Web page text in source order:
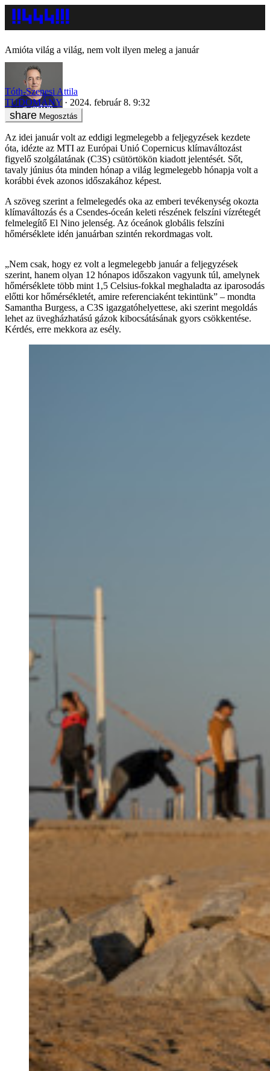
Amióta világ a világ, nem volt ilyen meleg a január
Tóth-Szenesi Attila
TUDOMÁNY
2024. február 8. 9:32
Megosztás
Az idei január volt az eddigi legmelegebb a feljegyzések kezdete
óta, idézte az MTI az Európai Unió Copernicus klímaváltozást
figyelő szolgálatának (C3S) csütörtökön kiadott jelentését. Sőt,
tavaly június óta minden hónap a világ legmelegebb hónapja volt a
korábbi évek azonos időszakához képest.
A szöveg szerint a felmelegedés oka az emberi tevékenység okozta
klímaváltozás és a Csendes-óceán keleti részének felszíni vízrétegét
felmelegítő El Nino jelenség. Az óceánok globális felszíni
hőmérséklete idén januárban szintén rekordmagas volt.
„Nem csak, hogy ez volt a legmelegebb január a feljegyzések
szerint, hanem olyan 12 hónapos időszakon vagyunk túl, amelynek
hőmérséklete több mint 1,5 Celsius-fokkal meghaladta az iparosodás
előtti kor hőmérsékletét, amire referenciaként tekintünk” – mondta
Samantha Burgess, a C3S igazgatóhelyettese, aki szerint megoldás
lehet az üvegházhatású gázok kibocsátásának gyors csökkentése.
Kérdés, erre mekkora az esély.